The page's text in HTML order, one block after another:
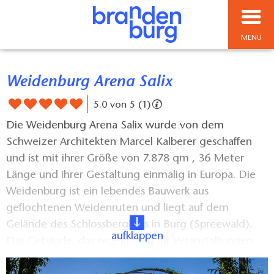
MENÜ
Weidenburg Arena Salix
5.0 von 5 (1)
Die Weidenburg Arena Salix wurde von dem
Schweizer Architekten Marcel Kalberer geschaffen
und ist mit ihrer Größe von 7.878 qm , 36 Meter
Länge und ihrer Gestaltung einmalig in Europa. Die
Weidenburg ist ein lebendes Bauwerk aus
geflochtenen Weidenruten und liegt auf dem
Gelände des Schlossberghofs in Burg (Spreewald).
Das Gebäude, das regelmäßig für Veranstaltungen
genutzt wird, besteht aus einer zentralen
aufklappen